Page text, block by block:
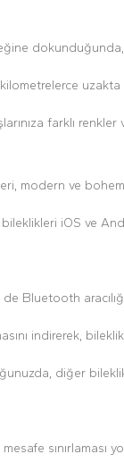
farklı
modern ve
iOS ve
Bluetooth
indirerek,
diğer bileklik
sınırlaması